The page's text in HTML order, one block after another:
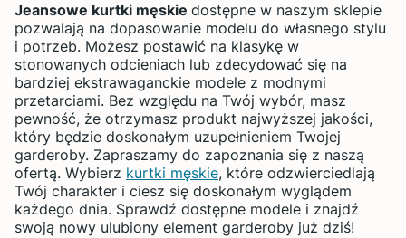
Jeansowe kurtki męskie dostępne w naszym sklepie
pozwalają na dopasowanie modelu do własnego stylu
i potrzeb. Możesz postawić na klasykę w
stonowanych odcieniach lub zdecydować się na
bardziej ekstrawaganckie modele z modnymi
przetarciami. Bez względu na Twój wybór, masz
pewność, że otrzymasz produkt najwyższej jakości,
który będzie doskonałym uzupełnieniem Twojej
garderoby. Zapraszamy do zapoznania się z naszą
ofertą. Wybierz kurtki męskie, które odzwierciedlają
Twój charakter i ciesz się doskonałym wyglądem
każdego dnia. Sprawdź dostępne modele i znajdź
swoją nowy ulubiony element garderoby już dziś!